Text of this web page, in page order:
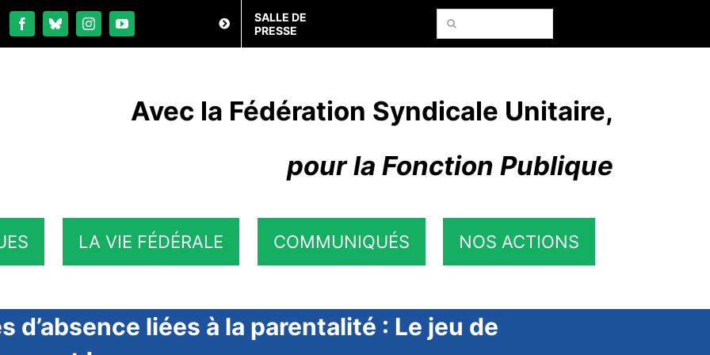
SALLE DE
PRESSE
Rechercher:
Avec la Fédération Syndicale Unitaire,
pour la Fonction Publique
LA VIE FÉDÉRALE COMMUNIQUÉS NOS ACTIONS
liées à la parentalité : Le jeu de